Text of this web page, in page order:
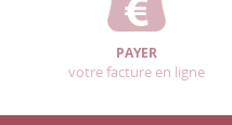
PAYER
votre facture en ligne